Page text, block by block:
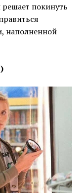
покинуть
наполненной